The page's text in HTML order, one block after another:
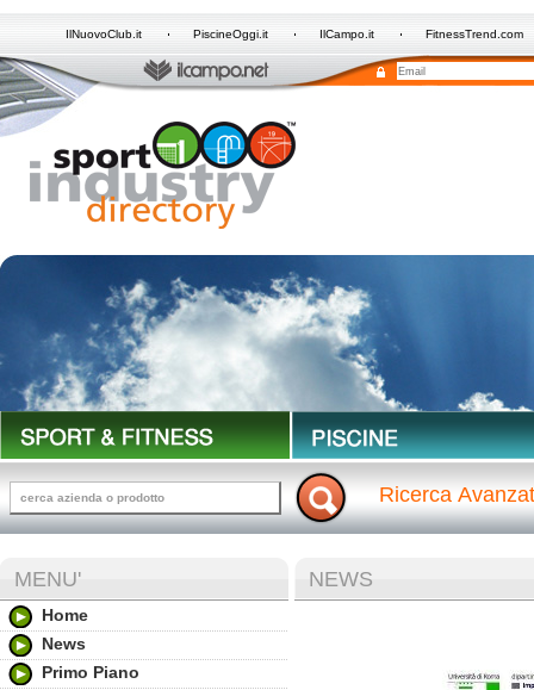
IlNuovoClub.it PiscineOggi.it IlCampo.it FitnessTrend.com
Ricerca
MENU'
Home
News
Primo Piano
NEWS